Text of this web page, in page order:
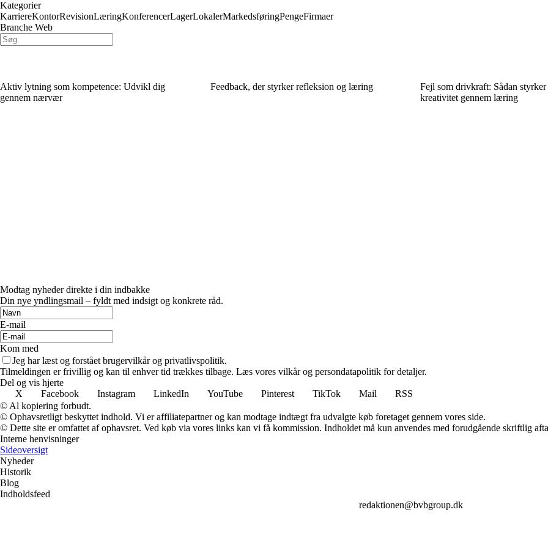
Kategorier
KarriereKontorRevisionLæringKonferencerLagerLokalerMarkedsføringPengeFirmaer
Branche Web
Aktiv lytning som kompetence: Udvikl dig
gennem nærvær
Feedback, der styrker refleksion og læring
Fejl som drivkraft: Sådan
kreativitet gennem læring
Modtag nyheder direkte i din indbakke
Din nye yndlingsmail – fyldt med indsigt og konkrete råd.
E-mail
Kom med
Jeg har læst og forstået brugervilkår og privatlivspolitik.
Tilmeldingen er frivillig og kan til enhver tid trækkes tilbage. Læs vores vilkår og persondatapolitik for detaljer.
Del og vis hjerte
X
Facebook Instagram LinkedIn YouTube Pinterest TikTok Mail
RSS
© Al kopiering forbudt.
© Ophavsretligt beskyttet indhold. Vi er affiliatepartner og kan modtage indtægt fra udvalgte køb foretaget gennem vores side.
© Dette site er omfattet af ophavsret. Ved køb via vores links kan vi få kommission. Indholdet må kun anvendes med forudgående skriftlig
Interne henvisninger
Sideoversigt
Nyheder
Historik
Blog
Indholdsfeed
redaktionen@bvbgroup.dk